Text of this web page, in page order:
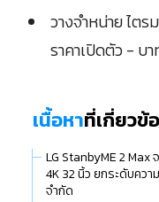
วางจำหน่าย ไต
ราคาเปิดตัว - บ
เนื้อหาที่เกี่ยวข้
LG StanbyME 2 Max
4K 32 นิ้ว ยกระดับควา
จำกัด